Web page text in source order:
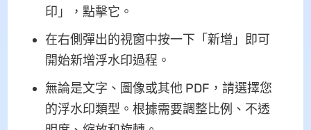
印」，點擊它。
在右側彈出的視窗中按一下「新增」即可
開始新增浮水印過程。
無論是文字、圖像或其他 PDF，請選擇您
的浮水印類型。根據需要調整比例、不透